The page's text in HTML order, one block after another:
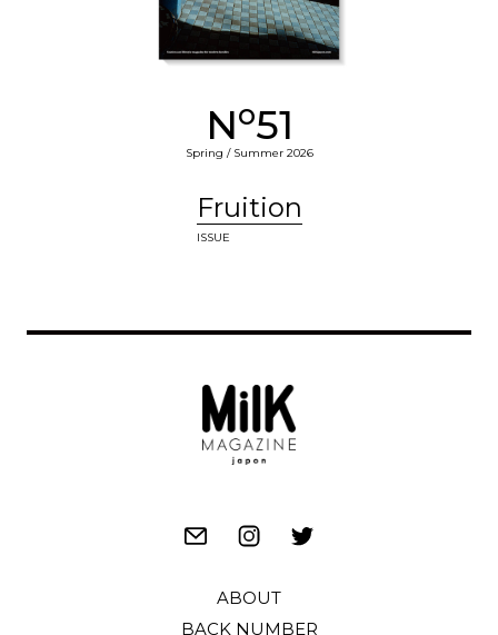
No51
Spring / Summer 2026
Fruition
ISSUE
ABOUT
BACK NUMBER